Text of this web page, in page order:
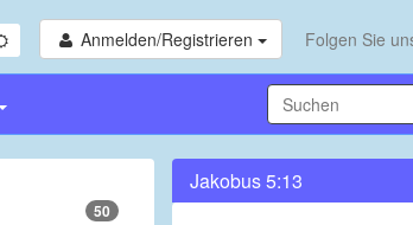
Anmelden/Registrieren Folgen Sie
50
Jakobus 5:13